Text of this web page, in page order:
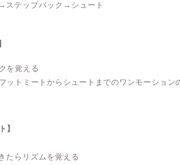
ステップバック→シュート
を覚える
ットミートからシュートまでのワンモーション
】
たらリズムを覚える